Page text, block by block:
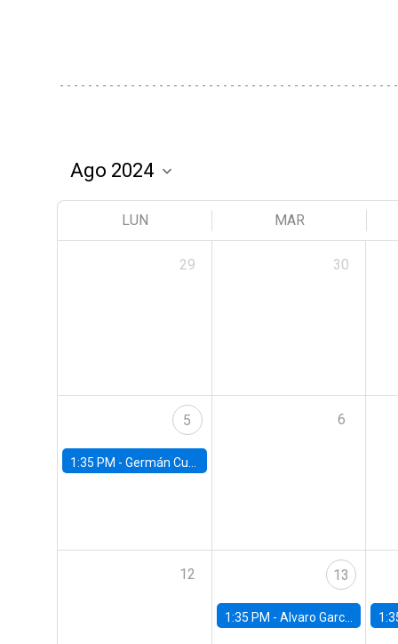
LUN MAR
29 30
5
1:35 PM - Germán Cubas, University of Houston
6
12 13
1:35 PM - Alvaro Garcia-Marin, Universidad de Los Andes